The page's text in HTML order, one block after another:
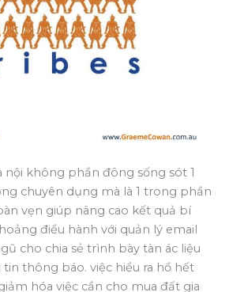
nội không phần đông sống sót 1
chuyên dụng mà là 1 trong phần
vẹn giúp nâng cao kết quả bí
điều hành với quản lý email
cho chia sẻ trình bày tàn ác liệu
thông báo. việc hiểu ra hồ hết
hóa việc cần cho mua đất gia